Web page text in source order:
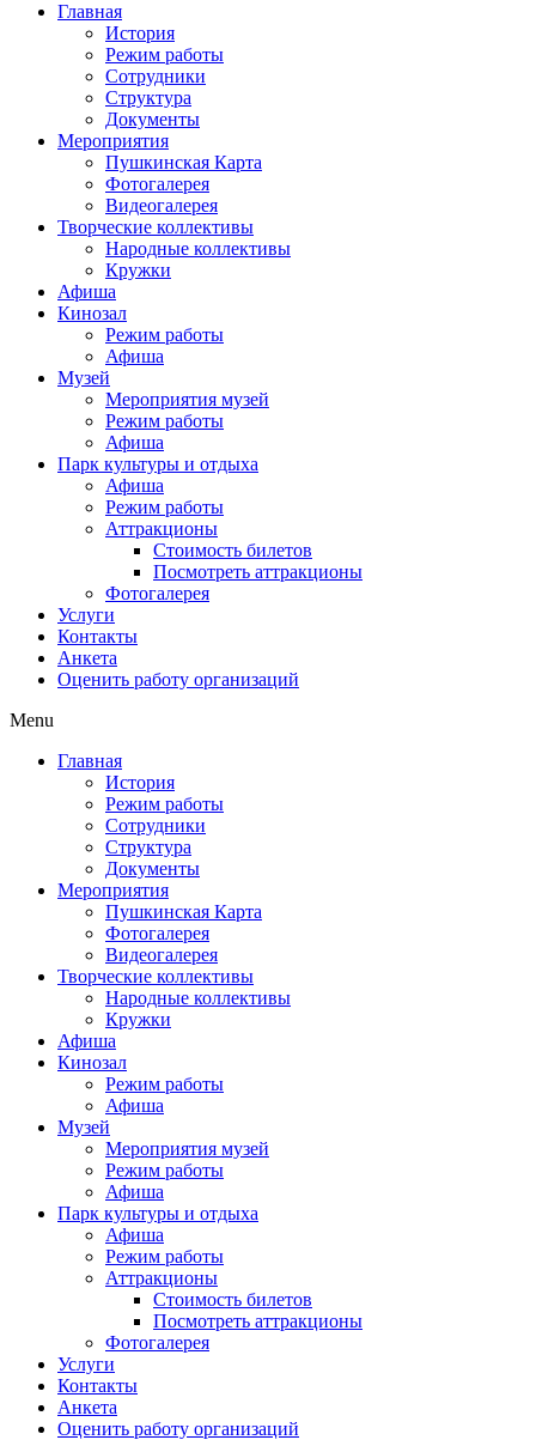
Главная
История
Режим работы
Сотрудники
Структура
Документы
Мероприятия
Пушкинская Карта
Фотогалерея
Видеогалерея
Творческие коллективы
Народные коллективы
Кружки
Афиша
Кинозал
Режим работы
Афиша
Музей
Мероприятия музей
Режим работы
Афиша
Парк культуры и отдыха
Афиша
Режим работы
Аттракционы
Стоимость билетов
Посмотреть аттракционы
Фотогалерея
Услуги
Контакты
Анкета
Оценить работу организаций
Menu
Главная
История
Режим работы
Сотрудники
Структура
Документы
Мероприятия
Пушкинская Карта
Фотогалерея
Видеогалерея
Творческие коллективы
Народные коллективы
Кружки
Афиша
Кинозал
Режим работы
Афиша
Музей
Мероприятия музей
Режим работы
Афиша
Парк культуры и отдыха
Афиша
Режим работы
Аттракционы
Стоимость билетов
Посмотреть аттракционы
Фотогалерея
Услуги
Контакты
Анкета
Оценить работу организаций